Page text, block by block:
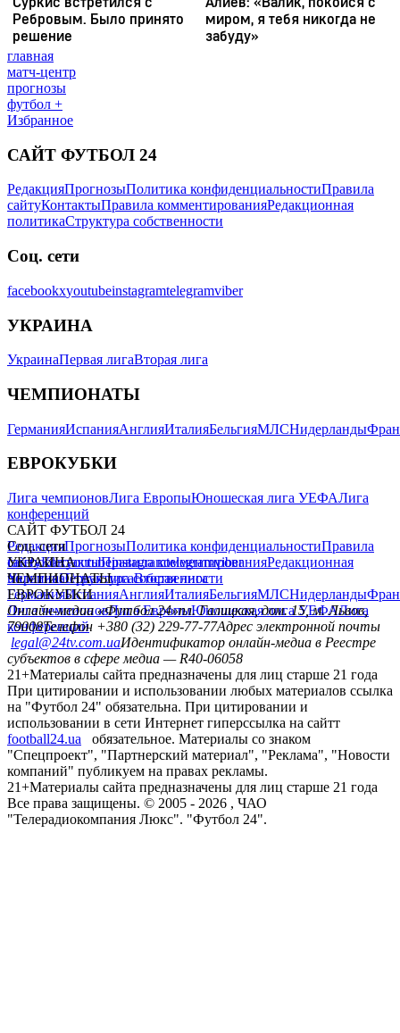
главная
матч-центр
прогнозы
футбол +
Избранное
САЙТ ФУТБОЛ 24
РедакцияПрогнозыПолитика конфиденциальностиПравила
сайтуКонтактыПравила комментированияРедакционная
политикаСтруктура собственности
Соц. сети
facebookxyoutubeinstagramtelegramviber
УКРАИНА
УкраинаПервая лигаВторая лига
ЧЕМПИОНАТЫ
ГерманияИспанияАнглияИталияБельгияМЛСНидерланды
ЕВРОКУБКИ
Лига чемпионовЛига ЕвропыЮношеская лига УЕФАЛига
конференций
САЙТ ФУТБОЛ 24
РедакцияПрогнозыПолитика конфиденциальностиПравила
сайтуКонтактыПравила комментированияРедакционная
политикаСтруктура собственности
Соц. сети
facebookxyoutubeinstagramtelegramviber
УКРАИНА
УкраинаПервая лигаВторая лига
ЧЕМПИОНАТЫ
ГерманияИспанияАнглияИталияБельгияМЛСНидерланды
ЕВРОКУБКИ
Лига чемпионовЛига ЕвропыЮношеская лига УЕФАЛига
конференций
Онлайн-медиа «Футбол 24»пл. Галицкая, дом. 15, м. Львов,
79008Телефон +380 (32) 229-77-77Адрес электронной почты
legal@24tv.com.uaИдентификатор онлайн-медиа в Реестре
субъектов в сфере медиа — R40-06058
21+Материалы сайта предназначены для лиц старше 21 года
При цитировании и использовании любых материалов ссылка
на "Футбол 24" обязательна. При цитировании и
использовании в сети Интернет гиперссылка на сайтт
football24.ua
обязательное. Материалы со знаком
"Спецпроект", "Партнерский материал", "Реклама", "Новости
компаний" публикуем на правах рекламы.
21+Материалы сайта предназначены для лиц старше 21 года
Все права защищены. © 2005 - 2026 , ЧАО
"Телерадиокомпания Люкс". "Футбол 24".